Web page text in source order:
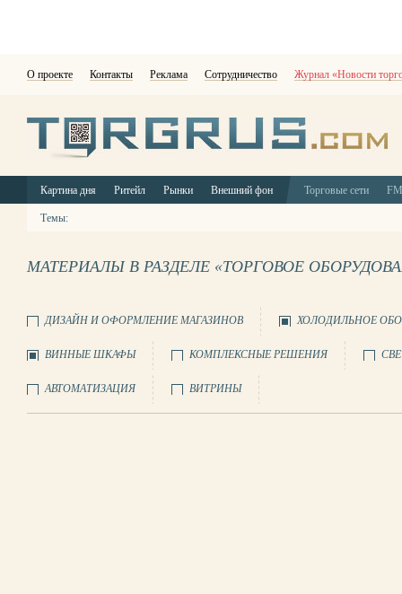
О проекте Контакты Реклама Сотрудничество Журнал «Новости
Картина дня Ритейл Рынки Внешний фон Торговые сети
Темы:
МАТЕРИАЛЫ В РАЗДЕЛЕ «ТОРГОВОЕ
ДИЗАЙН И ОФОРМЛЕНИЕ МАГАЗИНОВ ХОЛОДИЛЬНОЕ
ВИННЫЕ ШКАФЫ КОМПЛЕКСНЫЕ РЕШЕНИЯ
АВТОМАТИЗАЦИЯ ВИТРИНЫ